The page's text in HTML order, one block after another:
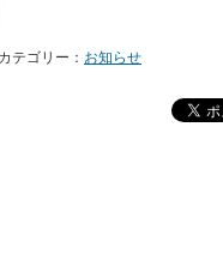
カテゴリー： お知らせ